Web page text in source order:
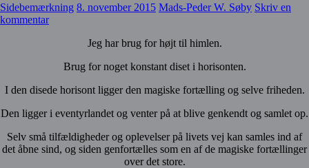
Sidebemærkning 8. november 2015 Mads-Peder W. Søby Skriv en
kommentar
Jeg har brug for højt til himlen.
Brug for noget konstant diset i horisonten.
I den disede horisont ligger den magiske fortælling og selve friheden.
Den ligger i eventyrlandet og venter på at blive genkendt og samlet op.
Selv små tilfældigheder og oplevelser på livets vej kan samles ind af
det åbne sind, og siden genfortælles som en af de magiske fortællinger
over det store.